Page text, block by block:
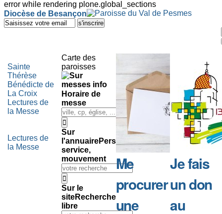
error while rendering plone.global_sections
Outils
personnels
Diocèse de Besançon
Aller
au
à
la
navigation
Sainte
Thérèse
Bénédicte de
La Croix
Lectures de
la Messe
Lectures de
la Messe
Carte des
paroisses
Horaire de
messe
Sur
l'annuairePersonne,
service,
mouvement
Sur le
siteRecherche
libre
Me
procurer
une
Je fais
un don
au